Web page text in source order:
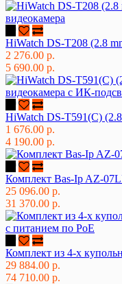
HiWatch DS-T208 (2.8
2 276.00 р.
5 690.00 р.
HiWatch DS-T591(C)
1 676.00 р.
4 190.00 р.
Комплект Bas-Ip AZ-
25 096.00 р.
31 370.00 р.
Комплект из 4-х
29 884.00 р.
74 710.00 р.